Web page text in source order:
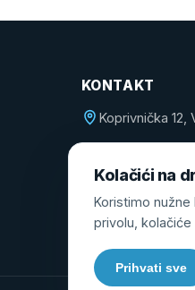
KONTAKT
Koprivnička 12,
098 172 1310
Kolačići na
Koristimo
privolu, kolačiće
Prihvati sve